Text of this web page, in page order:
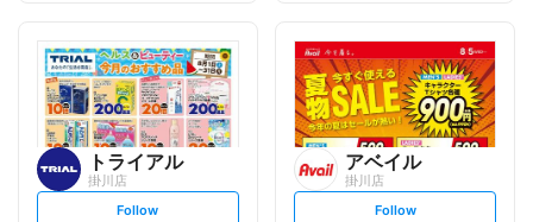
o
w
l
o
w
トライアル
掛川店
s
Follow
アベイル
掛川店
s
Follow